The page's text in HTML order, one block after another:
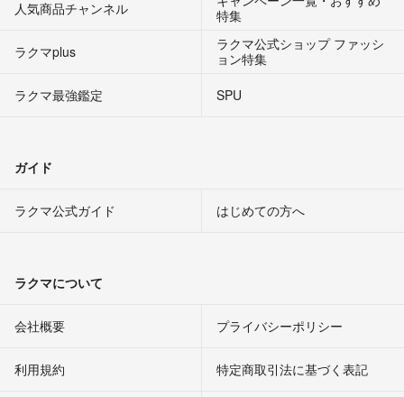
人気商品チャンネル
特集
ラクマplus
ラクマ公式ショップ ファッシ
ョン特集
ラクマ最強鑑定
SPU
ガイド
ラクマ公式ガイド はじめての方へ
ラクマについて
会社概要 プライバシーポリシー
利用規約 特定商取引法に基づく表記